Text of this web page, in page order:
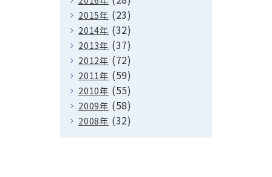
2015年 (23)
2014年 (32)
2013年 (37)
2012年 (72)
2011年 (59)
2010年 (55)
2009年 (58)
2008年 (32)